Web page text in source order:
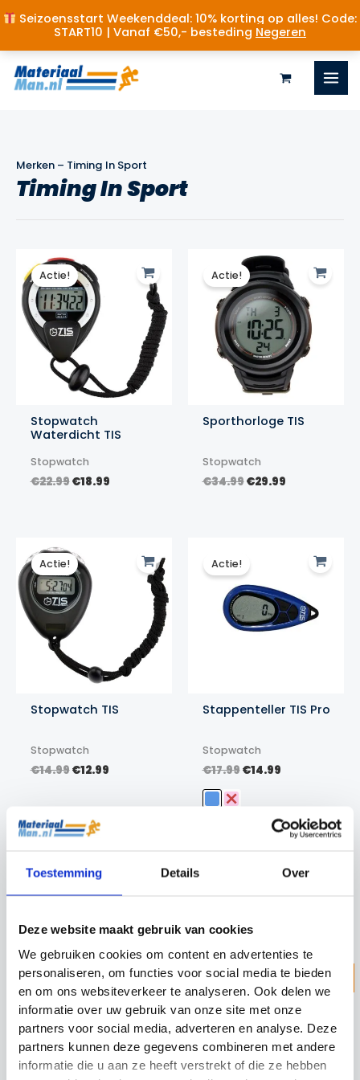
Toestemming Details Over
Deze website maakt gebruik van cookies
We gebruiken cookies om content en advertenties te
personaliseren, om functies voor social media te bieden
en om ons websiteverkeer te analyseren. Ook delen we
informatie over uw gebruik van onze site met onze
partners voor social media, adverteren en analyse. Deze
partners kunnen deze gegevens combineren met andere
informatie die u aan ze heeft verstrekt of die ze hebben
Seizoensstart Weekenddeal: 10% korting op alles! Code:
START10 | Vanaf €50,- besteding Negeren
Ga
naar
de
inhoud
Z
o
k
e
ZOEKEN
Categorieën
Cadeau Ideeën
Merken – Timing In Sport
Timing In Sport
Actie!
Stopwatch
Waterdicht TIS
Stopwatch
€22.99Oorspronkelijke
€18.99Huidige
Actie!
Sporthorloge TIS
Stopwatch
€34.99Oorspronkelijke
€29.99Huidige
Actie!
Stopwatch TIS
Stopwatch
€14.99Oorspronkelijke
€12.99Huidige
Actie!
Stappenteller TIS Pro
Stopwatch
€17.99Oorspronkelijke
€14.99Huidige